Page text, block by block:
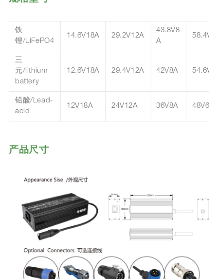
铁
锂/LiFePO4
14.6V18A 29.2V12A
43.8V8
A
三
元/lithium
battery
12.6V18A 29.4V12A 42V8A
铅酸/Lead-
acid
12V18A 24V12A 36V8A 48V6A
产品尺寸